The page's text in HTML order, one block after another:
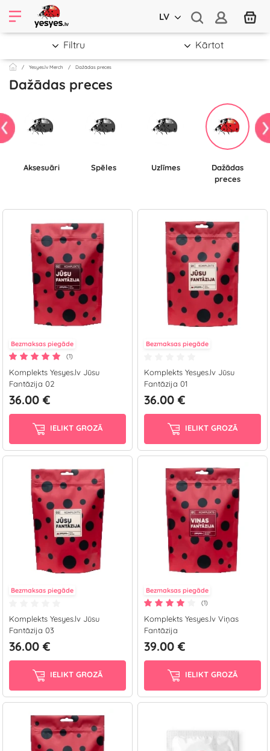
LV
Yesyes.lv Merch Dažādas preces
Filtru Kārtot
Dažādas preces
Aksesuāri Spēles Uzlīmes
Dažādas
preces
Bezmaksas piegāde
(1)
Komplekts Yesyes.lv Jūsu
Fantāzija 02
36.00 €
IELIKT GROZĀ
Bezmaksas piegāde
Komplekts Yesyes.lv Jūsu
Fantāzija 01
36.00 €
IELIKT GROZĀ
Bezmaksas piegāde
Komplekts Yesyes.lv Jūsu
Fantāzija 03
36.00 €
IELIKT GROZĀ
Bezmaksas piegāde
(1)
Komplekts Yesyes.lv Viņas
Fantāzija
39.00 €
IELIKT GROZĀ